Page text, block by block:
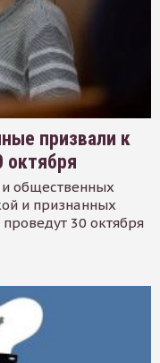
призвали к
октября
и общественных
и признанных
30 октября